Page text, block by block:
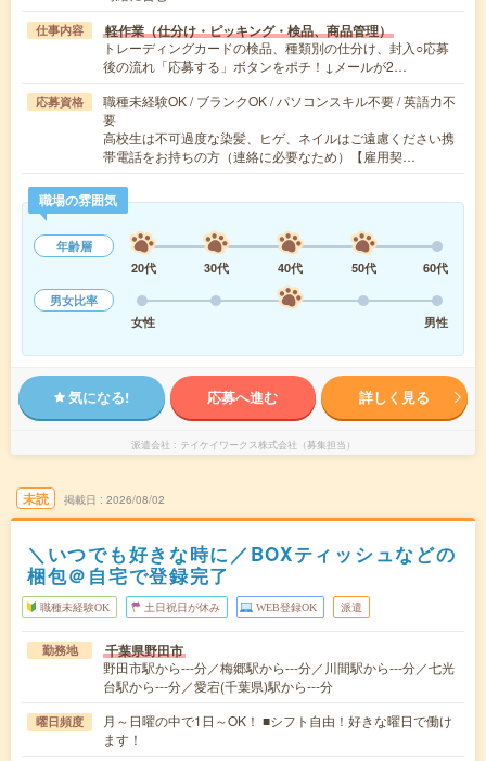
仕事内容 軽作業（仕分け・ピッキング・検品、商品管理）
トレーディングカードの検品、種類別の仕分け、封入○応募
後の流れ「応募する」ボタンをポチ！↓メールが2…
応募資格
職種未経験OK / ブランクOK / パソコンスキル不要 / 英語力不
要
高校生は不可過度な染髪、ヒゲ、ネイルはご遠慮ください携
帯電話をお持ちの方（連絡に必要なため）【雇用契…
職場の雰囲気
年齢層
20代
30代 40代 50代
60代
男女比率
女性
男性
気になる! 応募へ進む 詳しく見る
派遣会社 テイケイワークス株式会社（募集担当）
未読 掲載日 2026/08/02
＼いつでも好きな時に／BOXティッシュなどの
梱包＠自宅で登録完了
職種未経験OK 土日祝日が休み WEB登録OK 派遣
勤務地 千葉県野田市
野田市駅から---分／梅郷駅から---分／川間駅から---分／七光
台駅から---分／愛宕(千葉県)駅から---分
曜日頻度
月～日曜の中で1日～OK！ ■シフト自由！好きな曜日で働け
ます！